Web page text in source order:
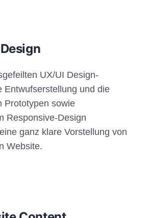
UX/UI Design-
Entwufserstellung und die
Prototypen sowie
Responsive-Design
ganz klare Vorstellung von
Website.